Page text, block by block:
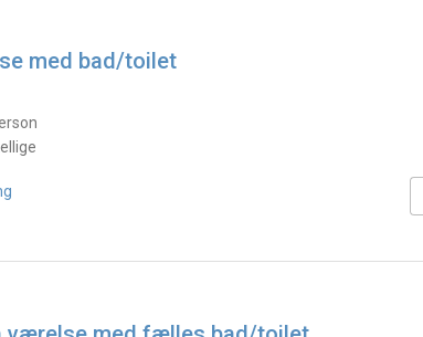
med bad/toilet